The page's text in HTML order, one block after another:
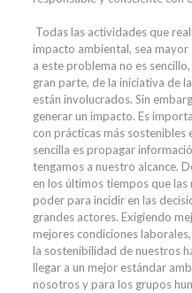
Todas las actividades que
impacto ambiental, sea
a este problema no es
gran parte, de la iniciativa de
están involucrados. Sin
generar un impacto. Es
con prácticas más sostenibles
sencilla es propagar
tengamos a nuestro alcance.
en los últimos tiempos que las
poder para incidir en las
grandes actores. Exigiendo
mejores condiciones
la sostenibilidad de nuestros
llegar a un mejor estándar
nosotros y para los grupos